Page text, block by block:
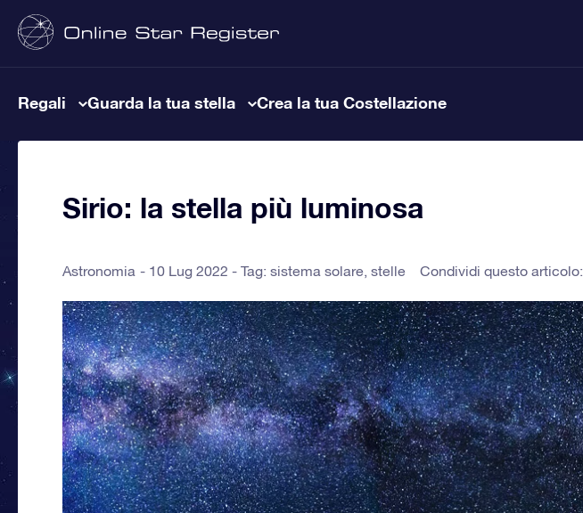
Regali Guarda la tua stella Crea la tua Costellazione
Sirio: la stella più luminosa
Astronomia 10 Lug 2022 - Tag: sistema solare, stelle Condividi questo articolo: